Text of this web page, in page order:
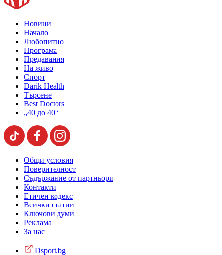
Новини
Начало
Любопитно
Програма
Предавания
На живо
Спорт
Darik Health
Търсене
Best Doctors
„40 до 40“
Общи условия
Поверителност
Съдържание от партньори
Контакти
Етичен кодекс
Всички статии
Ключови думи
Реклама
За нас
Dsport.bg